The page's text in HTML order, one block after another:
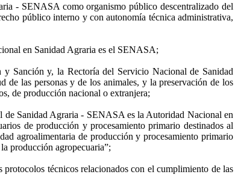
- SENASA como organismo público descentralizado del
público interno y con autonomía técnica administrativa,
en Sanidad Agraria es el SENASA;
Sanción y, la Rectoría del Servicio Nacional de Sanidad
de las personas y de los animales, y la preservación de los
de producción nacional o extranjera;
Sanidad Agraria - SENASA es la Autoridad Nacional en
de producción y procesamiento primario destinados al
agroalimentaria de producción y procesamiento primario
producción agropecuaria”;
técnicos relacionados con el cumplimiento de las